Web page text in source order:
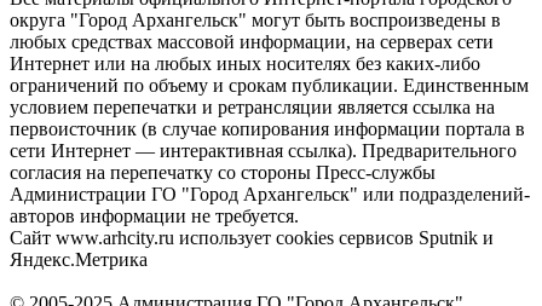
округа "Город Архангельск" могут быть воспроизведены в
любых средствах массовой информации, на серверах сети
Интернет или на любых иных носителях без каких-либо
ограничений по объему и срокам публикации. Единственным
условием перепечатки и ретрансляции является ссылка на
первоисточник (в случае копирования информации портала в
сети Интернет — интерактивная ссылка). Предварительного
согласия на перепечатку со стороны Пресс-службы
Администрации ГО "Город Архангельск" или подразделений-
авторов информации не требуется.
Сайт www.arhcity.ru использует cookies сервисов Sputnik и
Яндекс.Метрика